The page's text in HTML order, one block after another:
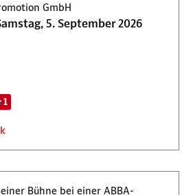
GmbH
5. September 2026
1